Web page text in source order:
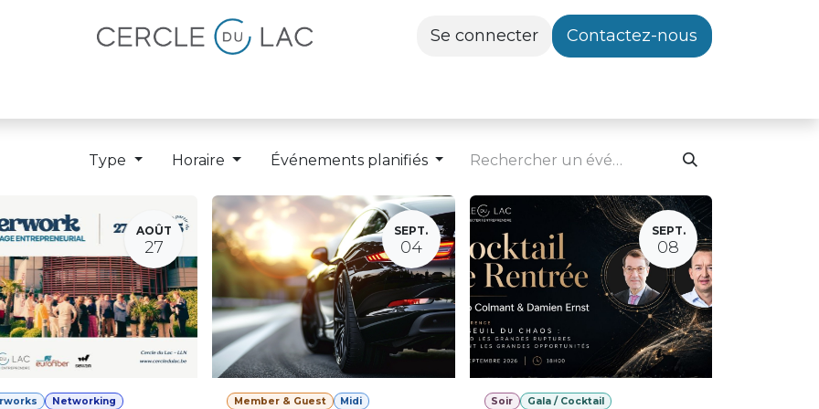
Se connecter Contactez-nous
Type Horaire Événements planifiés
AOÛT
27
Networking
SEPT.
04
Member & Guest
Midi
SEPT.
08
Soir Gala / Cocktail